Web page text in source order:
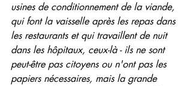
usines de conditionnement de la viande,
qui font la vaisselle après les repas dans
les restaurants et qui travaillent de nuit
dans les hôpitaux, ceux-là - ils ne sont
peut-être pas citoyens ou n'ont pas les
papiers nécessaires, mais la grande